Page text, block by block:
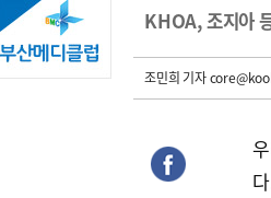
KHOA, 조지아
조민희 기자